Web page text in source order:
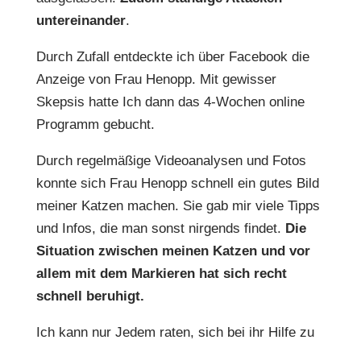
untereinander.
Durch Zufall entdeckte ich über Facebook die
Anzeige von Frau Henopp. Mit gewisser
Skepsis hatte Ich dann das 4-Wochen online
Programm gebucht.
Durch regelmäßige Videoanalysen und Fotos
konnte sich Frau Henopp schnell ein gutes Bild
meiner Katzen machen. Sie gab mir viele Tipps
und Infos, die man sonst nirgends findet. Die
Situation zwischen meinen Katzen und vor
allem mit dem Markieren hat sich recht
schnell beruhigt.
Ich kann nur Jedem raten, sich bei ihr Hilfe zu